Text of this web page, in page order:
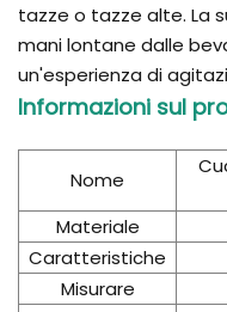
tazze o tazze alte. La
mani lontane dalle
un'esperienza di
Informazioni sul
Nome
Materiale
Caratteristiche
Misurare